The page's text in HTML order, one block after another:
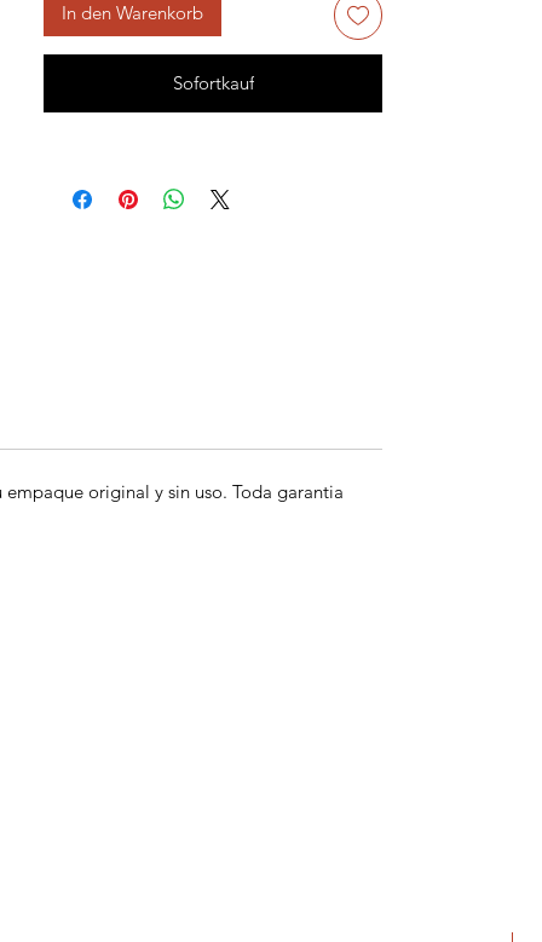
In den Warenkorb
Sofortkauf
original y sin uso. Toda garantia